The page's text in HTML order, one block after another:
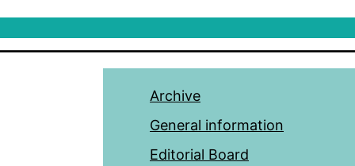
Archive
General information
Editorial Board